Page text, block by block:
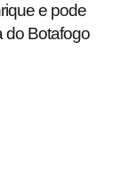
e pode
do Botafogo